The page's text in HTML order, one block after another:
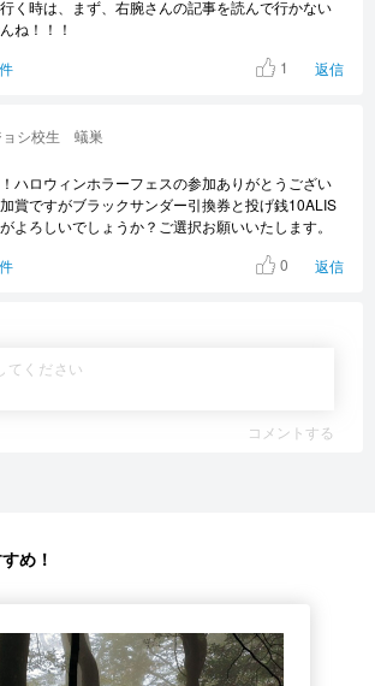
ョシ校生 蟻巣
ハロウィンホラーフェスの参加ありがとうござい
賞ですがブラックサンダー引換券と投げ銭10ALIS
よろしいでしょうか？ご選択お願いいたします。
0 返信
く時は、まず、右腕さんの記事を読んで行かない
ね！！！
1 返信
コメントする
め！